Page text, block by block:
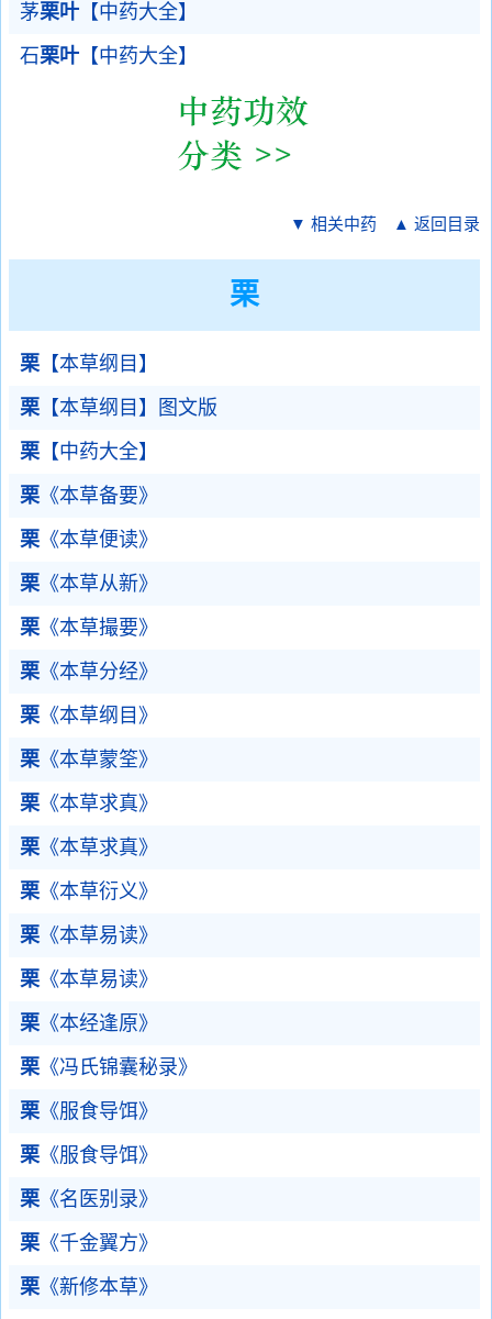
茅栗叶 【中药大全】
石栗叶 【中药大全】
▼ 相关中药 ▲ 返回目录
栗
栗【本草纲目】
栗【本草纲目】图文版
栗【中药大全】
栗《本草备要》
栗《本草便读》
栗《本草从新》
栗《本草撮要》
栗《本草分经》
栗《本草纲目》
栗《本草蒙筌》
栗《本草求真》
栗《本草求真》
栗《本草衍义》
栗《本草易读》
栗《本草易读》
栗《本经逢原》
栗《冯氏锦囊秘录》
栗《服食导饵》
栗《服食导饵》
栗《名医别录》
栗《千金翼方》
栗《新修本草》